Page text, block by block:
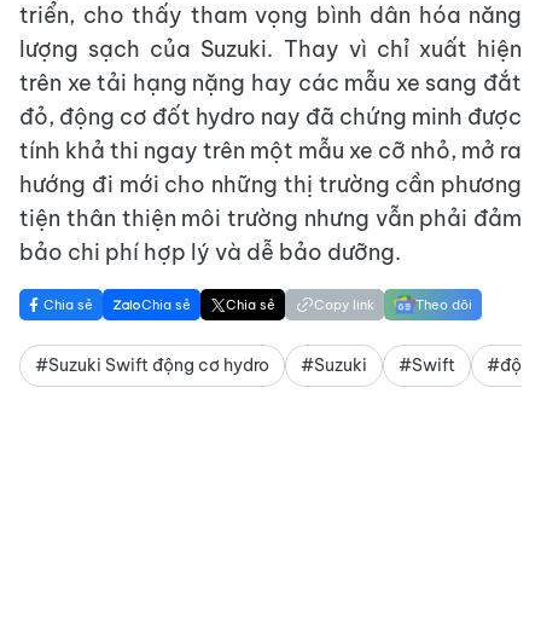
triển, cho thấy tham vọng bình dân hóa năng
lượng sạch của Suzuki. Thay vì chỉ xuất hiện
trên xe tải hạng nặng hay các mẫu xe sang đắt
đỏ, động cơ đốt hydro nay đã chứng minh được
tính khả thi ngay trên một mẫu xe cỡ nhỏ, mở ra
hướng đi mới cho những thị trường cần phương
tiện thân thiện môi trường nhưng vẫn phải đảm
bảo chi phí hợp lý và dễ bảo dưỡng.
Chia sẻ Chia sẻ Chia sẻ Copy link Theo dõi
#Suzuki Swift động cơ hydro #Suzuki #Swift